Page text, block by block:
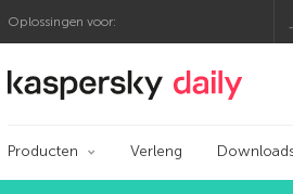
Oplossingen voor:
Kaspersky
Producten Verleng